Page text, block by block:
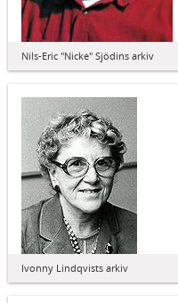
Nils-Eric "Nicke" Sjödins arkiv
Ivonny Lindqvists arkiv